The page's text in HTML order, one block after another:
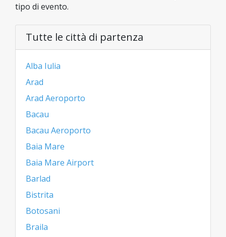
tipo di evento.
Tutte le città di partenza
Alba Iulia
Arad
Arad Aeroporto
Bacau
Bacau Aeroporto
Baia Mare
Baia Mare Airport
Barlad
Bistrita
Botosani
Braila